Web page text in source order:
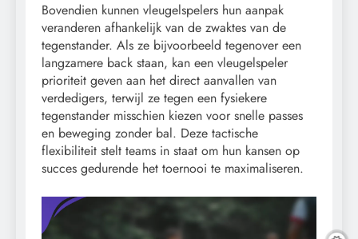
Bovendien kunnen vleugelspelers hun aanpak
veranderen afhankelijk van de zwaktes van de
tegenstander. Als ze bijvoorbeeld tegenover een
langzamere back staan, kan een vleugelspeler
prioriteit geven aan het direct aanvallen van
verdedigers, terwijl ze tegen een fysiekere
tegenstander misschien kiezen voor snelle passes
en beweging zonder bal. Deze tactische
flexibiliteit stelt teams in staat om hun kansen op
succes gedurende het toernooi te maximaliseren.